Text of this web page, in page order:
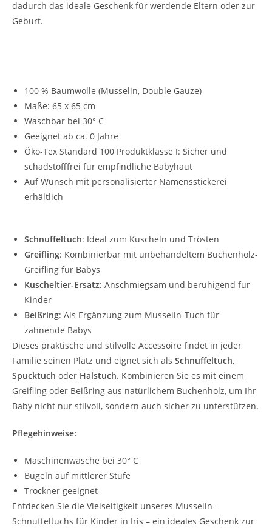
dadurch das ideale Geschenk für werdende Eltern oder zur
Geburt.
100 % Baumwolle (Musselin, Double Gauze)
Maße: 65 x 65 cm
Waschbar bei 30° C
Geeignet ab ca. 0 Jahre
Öko-Tex Standard 100 Produktklasse I: Sicher und
schadstofffrei für empfindliche Babyhaut
Auf Wunsch mit personalisierter Namensstickerei
erhältlich
Schnuffeltuch: Ideal zum Kuscheln und Trösten
Greifling: Kombinierbar mit unbehandeltem Buchenholz-
Greifling für Babys
Kuscheltier-Ersatz: Anschmiegsam und beruhigend für
Kinder
Beißring: Als Ergänzung zum Musselin-Tuch für
zahnende Babys
Dieses praktische und stilvolle Accessoire findet in jeder
Familie seinen Platz und eignet sich als Schnuffeltuch,
Spucktuch oder Halstuch. Kombinieren Sie es mit einem
Greifling oder Beißring aus natürlichem Buchenholz, um Ihr
Baby nicht nur stilvoll, sondern auch sicher zu unterstützen.
Pflegehinweise:
Maschinenwäsche bei 30° C
Bügeln auf mittlerer Stufe
Trockner geeignet
Entdecken Sie die Vielseitigkeit unseres Musselin-
Schnuffeltuchs für Kinder in Iris – ein ideales Geschenk zur